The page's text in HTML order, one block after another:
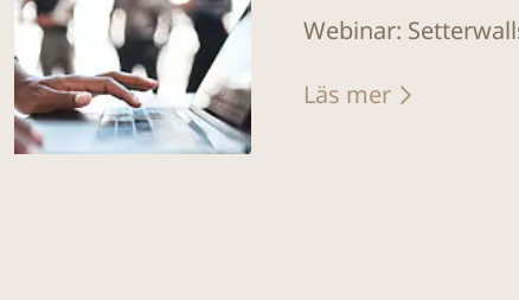
Webinar:
Läs mer